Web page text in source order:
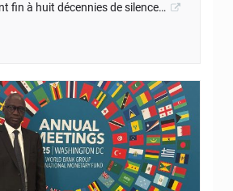
fin à huit décennies de silence…